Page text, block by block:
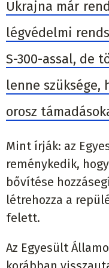
Ukrajna már
légvédelmi
S-300-assal, de
lenne
orosz
Mint írják: az
reménykedik,
bővítése
létrehozza a
felett.
Az Egyesült